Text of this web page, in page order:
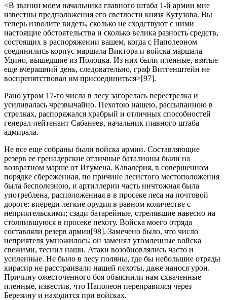
<В звании моем начальника главного штаба 1-й армии мне
известны предположения его светлости князя Кутузова. Вы
теперь изволите видеть, сколько не сходствуют с ними
настоящие обстоятельства и сколько велика разность средств,
состоящих в распоряжении вашем, когда с Наполеоном
соединились корпус маршала Виктора и войска маршала
Удино, вышедшие из Полоцка. Из них были пленные, взятые
еще вчерашний день, следовательно, граф Витгенштейн не
воспрепятствовал им присоединиться>[97].
Рано утром 17-го числа в лесу загорелась перестрелка и
усиливалась чрезвычайно. Пехотою нашею, рассыпанною в
стрелках, распоряжался храбрый и отличных способностей
генерал-лейтенант Сабанеев, начальник главного штаба
адмирала.
Не все еще собраны были войска армии. Составляющие
резерв ее гренадерские отличные баталионы были на
возвратном марше от Игумена. Кавалерия, в совершенном
порядке сбереженная, по причине лесистого местоположения
была бесполезною, и артиллерии часть ничтожная была
употреблена, расположенная в в просеке леса на почтовой
дороге: впереди легкие орудия в равном количестве с
неприятельскими; сзади батарейные, стрелявшие навесно на
столпившуюся в просеке пехоту. Войска моего отряда
составляли резерв армии[98]. Замечено было, что число
неприятеля умножилось; он заменял утомленные войска
свежими, теснил наши. Атаки возобновлялись часто и
усиленные. Не было в лесу поляны, где бы небольшие отряды
кирасир не расстраивали нашей пехоты, даже нанося урон.
Причину ожесточенного боя объяснили нам схваченные
пленные, известив, что Наполеон переправился через
Березину и находится при войсках.